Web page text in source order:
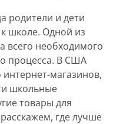
родители и дети
школе. Одной из
всего необходимого
процесса. В США
магазинов,
школьные
товары для
где лучше